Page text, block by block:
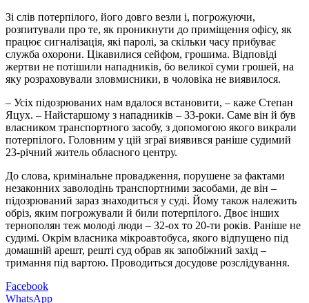
Зі слів потерпілого, його довго везли і, погрожуючи,
розпитували про те, як проникнути до приміщення офісу, як
працює сигналізація, які паролі, за скільки часу прибуває
служба охорони. Цікавилися сейфом, грошима. Відповіді
жертви не потішили нападників, бо великої суми грошей, на
яку розраховували зловмисники, в чоловіка не виявилося.
– Усіх підозрюваних нам вдалося встановити, – каже Степан
Яцух. – Найстаршому з нападників – 33-роки. Саме він й був
власником транспортного засобу, з допомогою якого викрали
потерпілого. Головним у цій зграї виявився раніше судимий
23-річний житель обласного центру.
До слова, кримінальне провадження, порушене за фактами
незаконних заволодінь транспортними засобами, де він –
підозрюваний зараз знаходиться у суді. Йому також належить
обріз, яким погрожували й били потерпілого. Двоє інших
тернополян теж молоді люди – 32-ох то 20-ти років. Раніше не
судимі. Окрім власника мікроавтобуса, якого відпущено під
домашній арешт, решті суд обрав як запобіжний захід –
тримання під вартою. Проводиться досудове розслідування.
Facebook
WhatsApp